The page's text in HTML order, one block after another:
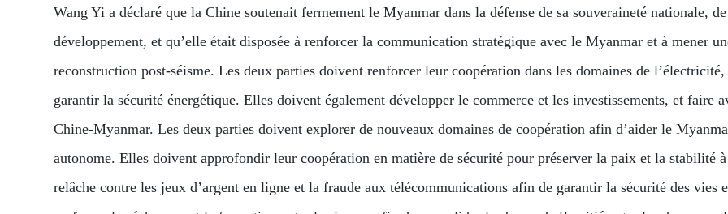
Wang Yi a déclaré que la Chine soutenait fermement le Myanmar dans la défense de sa souveraineté nationale,
développement, et qu’elle était disposée à renforcer la communication stratégique avec le Myanmar et à mener
reconstruction post-séisme. Les deux parties doivent renforcer leur coopération dans les domaines de
garantir la sécurité énergétique. Elles doivent également développer le commerce et les investissements, et faire
Chine-Myanmar. Les deux parties doivent explorer de nouveaux domaines de coopération afin d’aider le
autonome. Elles doivent approfondir leur coopération en matière de sécurité pour préserver la paix et la stabilité
relâche contre les jeux d’argent en ligne et la fraude aux télécommunications afin de garantir la sécurité des vies